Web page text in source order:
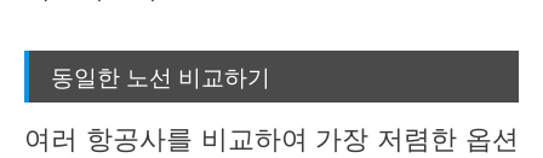
동일한 노선 비교하기
여러 항공사를 비교하여 가장 저렴한 옵션